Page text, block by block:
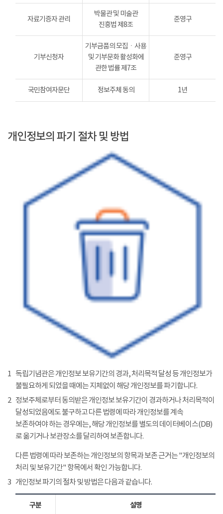
자료기증자 관리
박물관 및 미술관
진흥법 제8조
준영구
기부신청자
기부금품의 모집ㆍ사용
및 기부문화 활성화에
관한 법률 제7조
준영구
국민참여자문단 정보주체 동의 1년
개인정보의 파기 절차 및 방법
1 독립기념관은 개인정보 보유기간의 경과, 처리목적 달성 등 개인정보가
불필요하게 되었을 때에는 지체없이 해당 개인정보를 파기합니다.
2 정보주체로부터 동의받은 개인정보 보유기간이 경과하거나 처리목적이
달성되었음에도 불구하고 다른 법령에 따라 개인정보를 계속
보존하여야 하는 경우에는, 해당 개인정보를 별도의 데이터베이스(DB)
로 옮기거나 보관장소를 달리하여 보존합니다.
다른 법령에 따라 보존하는 개인정보의 항목과 보존 근거는 "개인정보의
처리 및 보유기간" 항목에서 확인 가능합니다.
3 개인정보 파기의 절차 및 방법은 다음과 같습니다.
구분 설명